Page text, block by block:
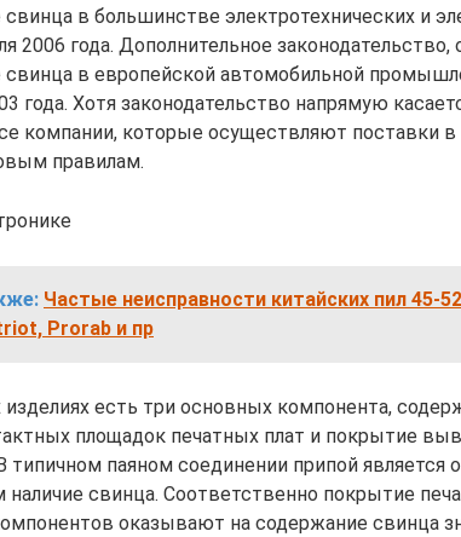
свинца в большинстве электротехнических и
2006 года. Дополнительное
свинца в европейской автомобильной
года. Хотя законодательство напрямую
компании, которые осуществляют поставки
правилам.
Частые неисправности китайских пил 45-
Prorab и пр
есть три основных компонента,
площадок печатных плат и покрытие
типичном паяном соединении припой
свинца. Соответственно покрытие
оказывают на содержание свинца